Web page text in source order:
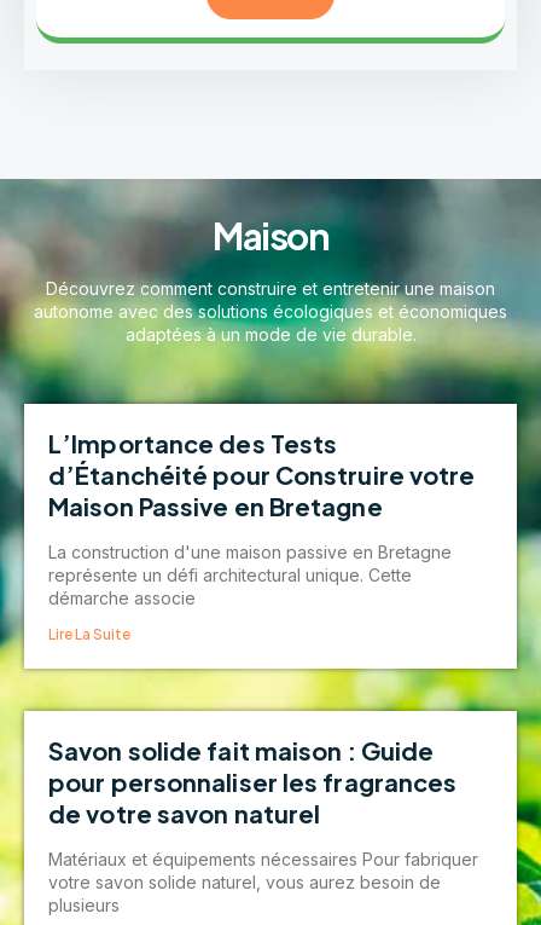
Maison
Découvrez comment construire et entretenir une maison
autonome avec des solutions écologiques et économiques
adaptées à un mode de vie durable.
L’Importance des Tests
d’Étanchéité pour Construire votre
Maison Passive en Bretagne
La construction d'une maison passive en Bretagne
représente un défi architectural unique. Cette
démarche associe
Lire La Suite
Savon solide fait maison : Guide
pour personnaliser les fragrances
de votre savon naturel
Matériaux et équipements nécessaires Pour fabriquer
votre savon solide naturel, vous aurez besoin de
plusieurs